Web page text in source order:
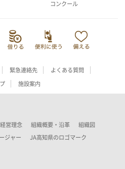
コンクール
緊急連絡先 よくある質問
施設案内
営理念 組織概要・沿革 組織図
ジャー JA高知県のロゴマーク